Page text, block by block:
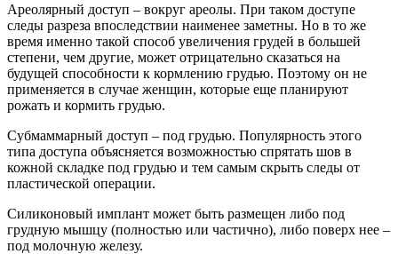
Ареолярный доступ – вокруг ареолы. При таком доступе
следы разреза впоследствии наименее заметны. Но в то же
время именно такой способ увеличения грудей в большей
степени, чем другие, может отрицательно сказаться на
будущей способности к кормлению грудью. Поэтому он не
применяется в случае женщин, которые еще планируют
рожать и кормить грудью.
Субмаммарный доступ – под грудью. Популярность этого
типа доступа объясняется возможностью спрятать шов в
кожной складке под грудью и тем самым скрыть следы от
пластической операции.
Силиконовый имплант может быть размещен либо под
грудную мышцу (полностью или частично), либо поверх нее –
под молочную железу.